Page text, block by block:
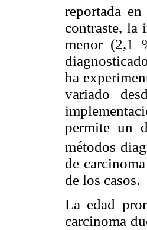
reportada
contraste, la
menor (2,1
ha
variado
permite un
métodos
de
de los casos.
La edad
carcinoma